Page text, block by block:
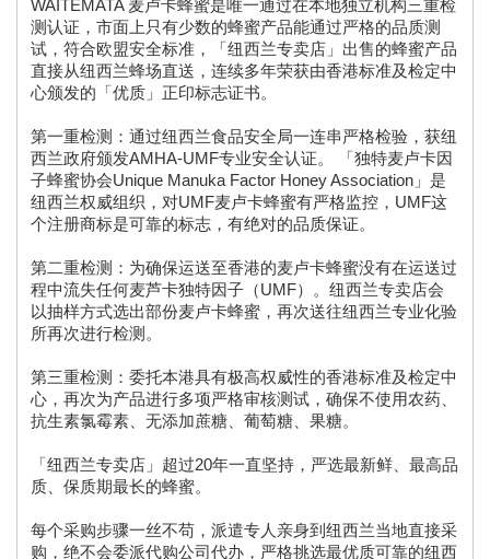
WAITEMATA 麦卢卡蜂蜜是唯一通过在本地独立机构三重检
测认证，市面上只有少数的蜂蜜产品能通过严格的品质测
试，符合欧盟安全标准，「纽西兰专卖店」出售的蜂蜜产品
直接从纽西兰蜂场直送，连续多年荣获由香港标准及检定中
心颁发的「优质」正印标志证书。
第一重检测：通过纽西兰食品安全局一连串严格检验，获纽
西兰政府颁发AMHA-UMF专业安全认证。 「独特麦卢卡因
子蜂蜜协会Unique Manuka Factor Honey Association」是
纽西兰权威组织，对UMF麦卢卡蜂蜜有严格监控，UMF这
个注册商标是可靠的标志，有绝对的品质保证。
第二重检测：为确保运送至香港的麦卢卡蜂蜜没有在运送过
程中流失任何麦芦卡独特因子（UMF）。纽西兰专卖店会
以抽样方式选出部份麦卢卡蜂蜜，再次送往纽西兰专业化验
所再次进行检测。
第三重检测：委托本港具有极高权威性的香港标准及检定中
心，再次为产品进行多项严格审核测试，确保不使用农药、
抗生素氯霉素、无添加蔗糖、葡萄糖、果糖。
「纽西兰专卖店」超过20年一直坚持，严选最新鲜、最高品
质、保质期最长的蜂蜜。
每个采购步骤一丝不苟，派遣专人亲身到纽西兰当地直接采
购，绝不会委派代购公司代办，严格挑选最优质可靠的纽西